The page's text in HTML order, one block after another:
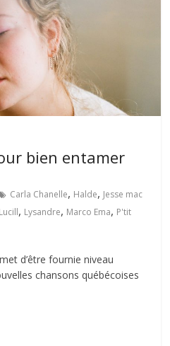
bien entamer
Carla Chanelle, Halde, Jesse mac
Lucill, Lysandre, Marco Ema, P'tit
d’être fournie niveau
chansons québécoises